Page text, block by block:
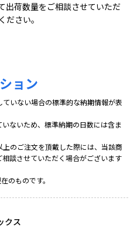
出荷数量をご相談させていただ
ださい。
ョン
いない場合の標準的な納期情報が表
ないため、標準納期の日数には含ま
のご注文を頂戴した際には、当該商
談させていただく場合がございます
のものです。
クス